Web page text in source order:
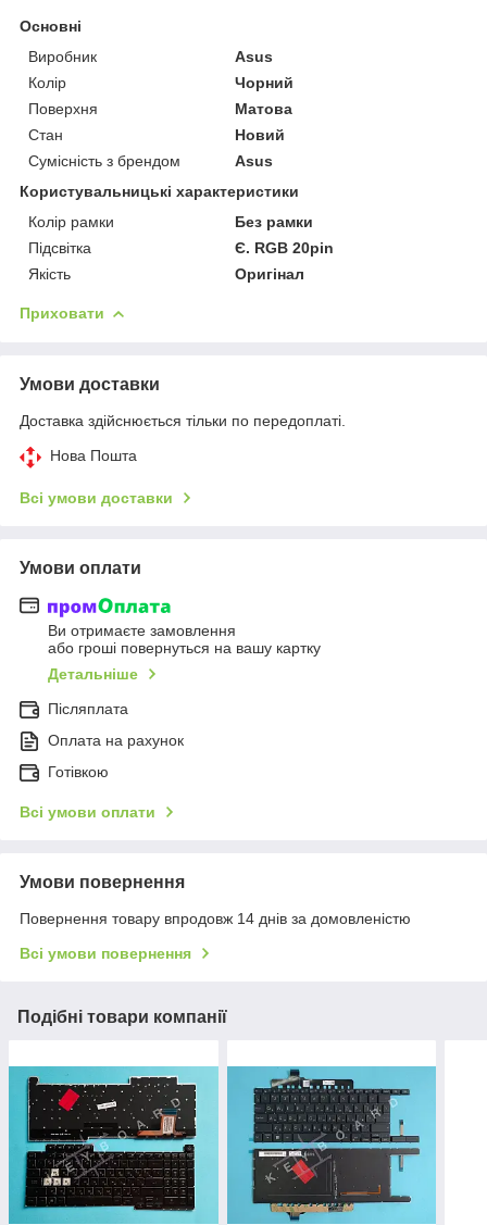
Основні
Виробник
Asus
Колір
Чорний
Поверхня
Матова
Стан
Новий
Сумісність з брендом
Asus
Користувальницькі характеристики
Колір рамки
Без рамки
Підсвітка
Є. RGB 20pin
Якість
Оригінал
Приховати
Умови доставки
Доставка здійснюється тільки по передоплаті.
Нова Пошта
Всі умови доставки
Умови оплати
Ви отримаєте замовлення
або гроші повернуться на вашу картку
Детальніше
Післяплата
Оплата на рахунок
Готівкою
Всі умови оплати
Умови повернення
Повернення товару впродовж 14 днів за домовленістю
Всі умови повернення
Подібні товари компанії